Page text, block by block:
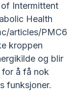
Intermittent
Health
articles/PMC6
kroppen
og blir
å få nok
funksjoner.